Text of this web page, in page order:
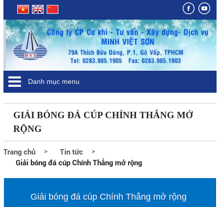
Danh mục menu
GIẢI BÓNG ĐÁ CÚP CHÍNH THẮNG MỞ
RỘNG
Trang chủ
Tin tức
Giải bóng đá cúp Chính Thắng mở rộng
Giải bóng đá cúp Chính Thắng mở rộng